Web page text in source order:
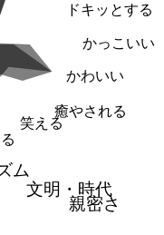
ドキッとする
かっこいい
かわいい
癒やされる
笑える
ム
文明・時代
親密さ